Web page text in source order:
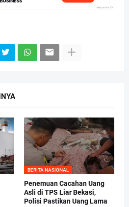
BERITA NASIONAL
Penemuan Cacahan Uang
Asli di TPS Liar Bekasi,
Polisi Pastikan Uang Lama